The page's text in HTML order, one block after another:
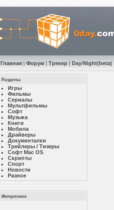
Главная |Форум |Трекер |Day/Night(beta)
Разделы
Игры
Фильмы
Сериалы
Мультфильмы
Софт
Музыкa
Книги
Мобила
Драйверы
Документалки
Трейлеры / Тизеры
Софт Mac OS
Скрипты
Спорт
Новости
Разное
Интересное